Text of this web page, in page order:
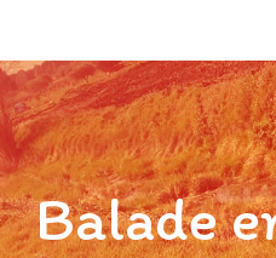
Balade